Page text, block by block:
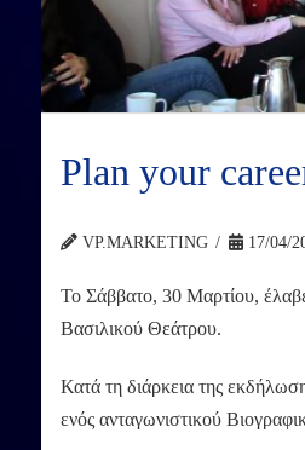
Plan your
VP.MARKETING 17/04/
Το Σάββατο, 30 Μαρτίου,
Βασιλικού Θεάτρου.
Κατά τη διάρκεια της
ενός ανταγωνιστικού